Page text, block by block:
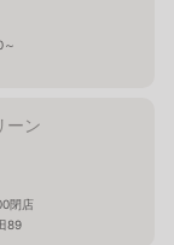
ーン
閉店
89